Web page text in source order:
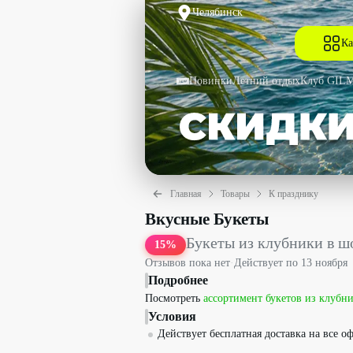
Челябинск
НовинкиЛетний отдыхКлуб
Главная Товары К празднику
Букеты из клубники в шоколаде со
Вкусные Букеты
15% Букеты из клубники в
Отзывов пока нет·Действует по 13 ноября
Подробнее
Посмотреть ассортимент букетов из
Условия
Действует бесплатная доставка на все